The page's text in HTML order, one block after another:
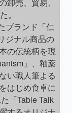
。
ブランド「仁
ジナル商品の
の伝統柄を現
」、釉薬
い職人筆よる
はじめ食卓に
「Table Talk